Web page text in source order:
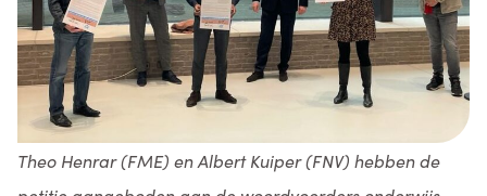
Theo Henrar (FME) en Albert Kuiper (FNV) hebben de